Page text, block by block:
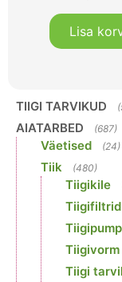
Lisa
TIIGI TARVIKUD
AIATARBED (687)
Väetised (24)
Tiik (480)
Tiigikile
Tiigifiltrid
Tiigipump
Tiigivorm
Tiigi